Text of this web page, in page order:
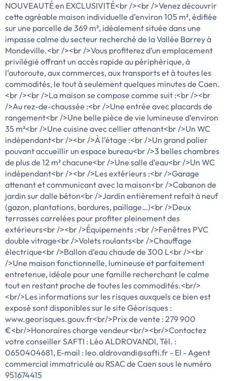
NOUVEAUTÉ en EXCLUSIVITÉ<br /><br />Venez découvrir
cette agréable maison individuelle d’environ 105 m², édifiée
sur une parcelle de 369 m², idéalement située dans une
impasse calme du secteur recherché de la Vallée Barrey à
Mondeville.<br /><br />Vous profiterez d’un emplacement
privilégié offrant un accès rapide au périphérique, à
l’autoroute, aux commerces, aux transports et à toutes les
commodités, le tout à seulement quelques minutes de Caen.
<br /><br />La maison se compose comme suit :<br /><br
/>Au rez-de-chaussée :<br />Une entrée avec placards de
rangement<br />Une belle pièce de vie lumineuse d’environ
35 m²<br />Une cuisine avec cellier attenant<br />Un WC
indépendant<br /><br />À l’étage :<br />Un grand palier
pouvant accueillir un espace bureau<br />3 belles chambres
de plus de 12 m² chacune<br />Une salle d’eau<br />Un WC
indépendant<br /><br />Les extérieurs :<br />Garage
attenant et communicant avec la maison<br />Cabanon de
jardin sur dalle béton<br />Jardin entièrement refait à neuf
(gazon, plantations, bordures, paillage…)<br />Deux
terrasses carrelées pour profiter pleinement des
extérieurs<br /><br />Équipements :<br />Fenêtres PVC
double vitrage<br />Volets roulants<br />Chauffage
électrique<br />Ballon d’eau chaude de 300 L<br /><br
/>Une maison fonctionnelle, lumineuse et parfaitement
entretenue, idéale pour une famille recherchant le calme
tout en restant proche de toutes les commodités.<br/>
<br/>Les informations sur les risques auxquels ce bien est
exposé sont disponibles sur le site Géorisques :
www.georisques.gouv.fr<br/>Prix de vente : 279 900
€<br/>Honoraires charge vendeur<br/><br/>Contactez
votre conseiller SAFTI : Léo ALDROVANDI, Tél. :
0650404681, E-mail : leo.aldrovandi@safti.fr - EI - Agent
commercial immatriculé au RSAC de Caen sous le numéro
951674415